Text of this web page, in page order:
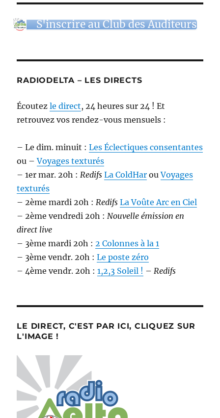
S'inscrire au Club des Auditeurs
RADIODELTA – LES DIRECTS
Écoutezle direct, 24 heures sur 24 ! Et
retrouvez vos rendez-vous mensuels :
– Le dim. minuit :Les Éclectiques consentantes
ou –Voyages texturés
– 1er mar. 20h : Redifs La ColdHar ouVoyages
texturés
– 2ème mardi 20h : Redifs La Voûte Arc en Ciel
– 2ème vendredi 20h : Nouvelle émission en
direct live
– 3ème mardi 20h : 2 Colonnes à la 1
– 3ème vendr. 20h :Le poste zéro
– 4ème vendr. 20h :1,2,3 Soleil ! – Redifs
LE DIRECT, C'EST PAR ICI, CLIQUEZ SUR
L'IMAGE !